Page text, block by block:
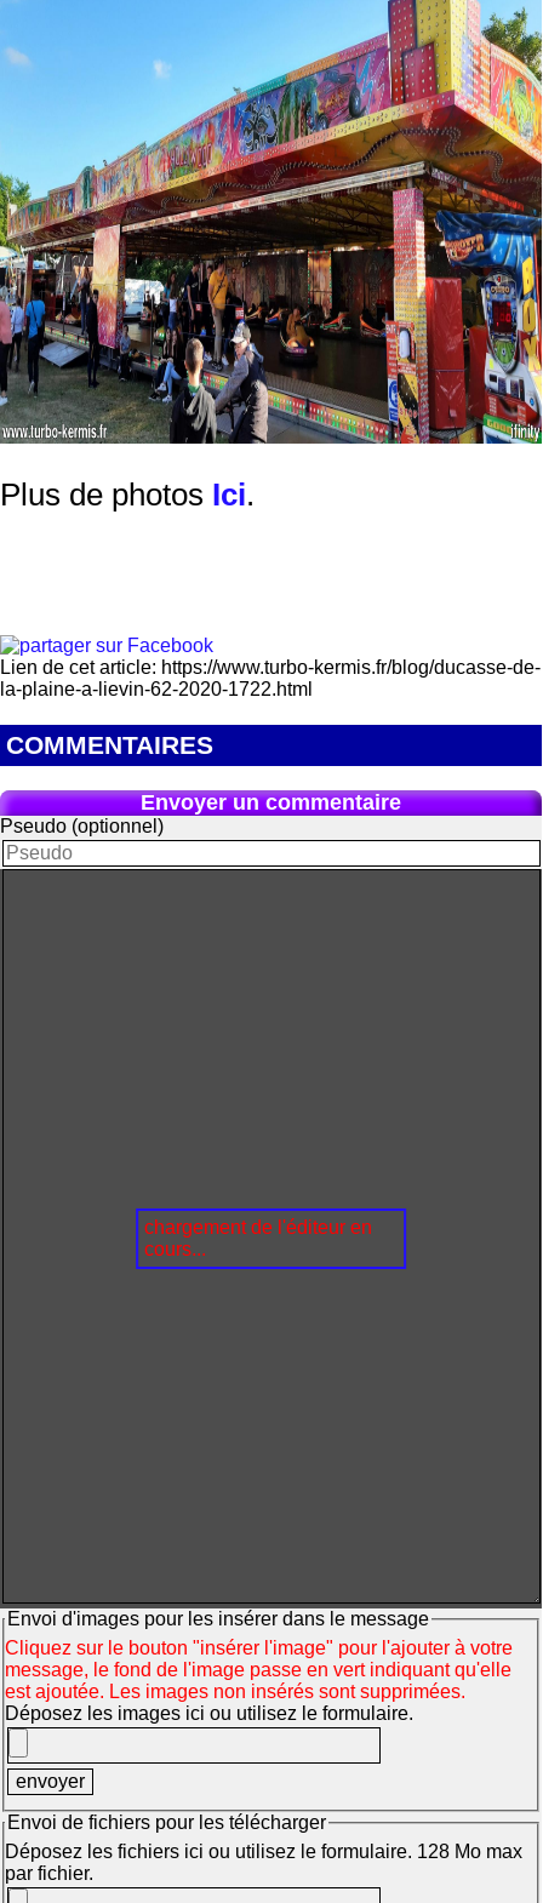
Plus de photos Ici.
Lien de cet article: https://www.turbo-kermis.fr/blog/ducasse-de-
la-plaine-a-lievin-62-2020-1722.html
COMMENTAIRES
Envoyer un commentaire
Pseudo (optionnel)
chargement de l'éditeur en
cours...
Envoi d'images pour les insérer dans le message
Cliquez sur le bouton "insérer l'image" pour l'ajouter à votre
message, le fond de l'image passe en vert indiquant qu'elle
est ajoutée. Les images non insérés sont supprimées.
Déposez les images ici ou utilisez le formulaire.
Envoi de fichiers pour les télécharger
Déposez les fichiers ici ou utilisez le formulaire. 128 Mo max
par fichier.